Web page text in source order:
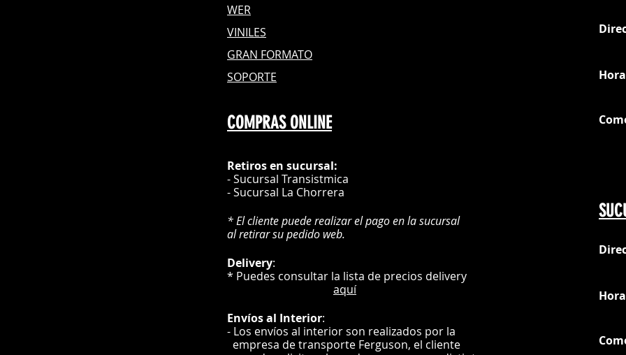
WER
VINILES
GRAN FORMATO
SOPORTE
COMPRAS ONLINE
Retiros en sucursal:
- Sucursal Transistmica
- Sucursal La Chorrera
* El cliente puede realizar el pago en la sucursal
al retirar su pedido web.
Delivery:
* Puedes consultar la lista de precios delivery
aquí
Envíosal Interior:
- Los envíos al interior son realizados por la
empresa de transporte Ferguson, el cliente